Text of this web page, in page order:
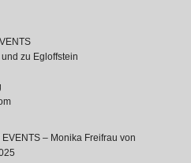
zu Egloffstein
– Monika Freifrau von